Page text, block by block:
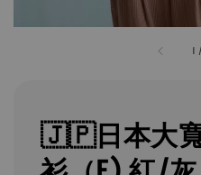
1 /
🇯🇵日本大